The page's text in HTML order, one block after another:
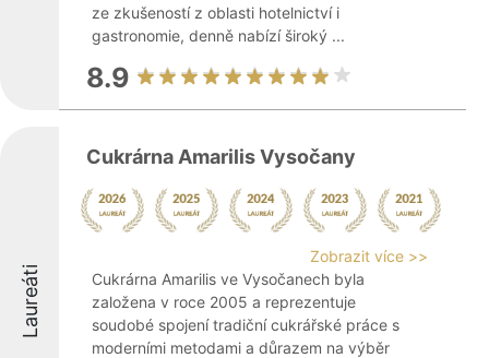
ze zkušeností z oblasti hotelnictví i
gastronomie, denně nabízí široký ...
8.9
Laureáti
Cukrárna Amarilis Vysočany
Zobrazit více >>
Cukrárna Amarilis ve Vysočanech byla
založena v roce 2005 a reprezentuje
soudobé spojení tradiční cukrářské práce s
moderními metodami a důrazem na výběr